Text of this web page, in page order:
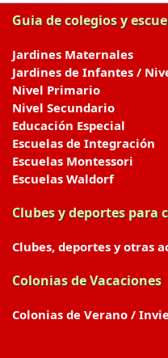
Guia de colegios y
Jardines Maternales
Jardines de Infantes /
Nivel Primario
Nivel Secundario
Educación Especial
Escuelas de Integración
Escuelas Montessori
Escuelas Waldorf
Clubes y deportes para
Clubes, deportes y otras
Colonias de Vacaciones
Colonias de Verano /